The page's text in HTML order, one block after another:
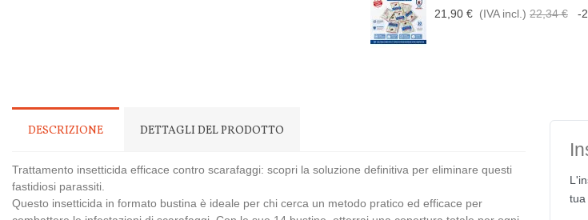
21,90 € (IVA incl.) 22,34 € -
DESCRIZIONE DETTAGLI DEL PRODOTTO
Trattamento insetticida efficace contro scarafaggi: scopri la soluzione definitiva per eliminare questi
fastidiosi parassiti.
Questo insetticida in formato bustina è ideale per chi cerca un metodo pratico ed efficace per
tua